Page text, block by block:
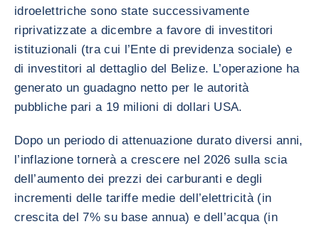
idroelettriche sono state successivamente
riprivatizzate a dicembre a favore di investitori
istituzionali (tra cui l’Ente di previdenza sociale) e
di investitori al dettaglio del Belize. L’operazione ha
generato un guadagno netto per le autorità
pubbliche pari a 19 milioni di dollari USA.
Dopo un periodo di attenuazione durato diversi anni,
l’inflazione tornerà a crescere nel 2026 sulla scia
dell’aumento dei prezzi dei carburanti e degli
incrementi delle tariffe medie dell’elettricità (in
crescita del 7% su base annua) e dell’acqua (in